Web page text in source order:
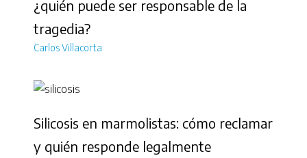
¿quién puede ser responsable de la
tragedia?
Carlos Villacorta
Silicosis en marmolistas: cómo reclamar
y quién responde legalmente